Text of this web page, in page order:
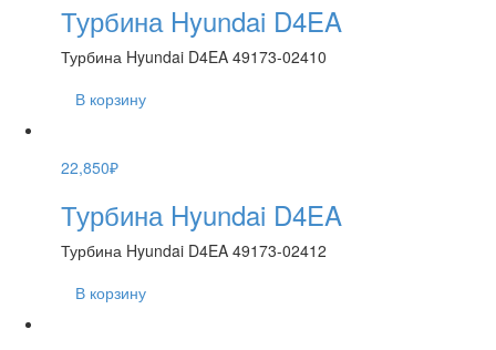
Турбина Hyundai D4EA
Турбина Hyundai D4EA 49173-02410
В корзину
22,850₽
Турбина Hyundai D4EA
Турбина Hyundai D4EA 49173-02412
В корзину